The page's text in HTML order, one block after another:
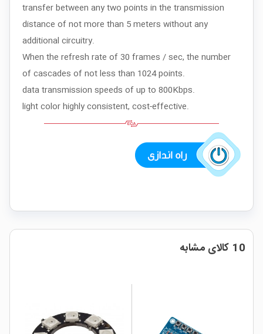
transfer between any two points in the transmission
distance of not more than 5 meters without any
additional circuitry.
When the refresh rate of 30 frames / sec, the number
of cascades of not less than 1024 points.
data transmission speeds of up to 800Kbps.
light color highly consistent, cost-effective.
10 کالای مشابه